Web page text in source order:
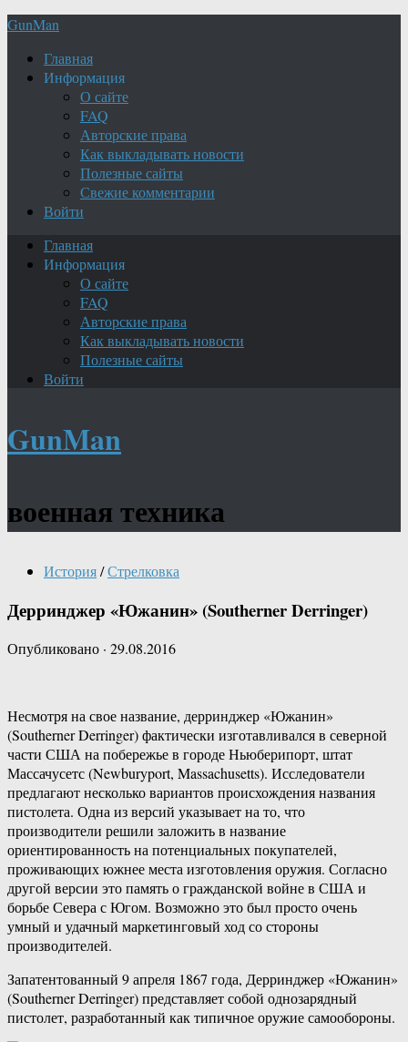
GunMan
Главная
Информация
О сайте
FAQ
Авторские права
Как выкладывать новости
Полезные сайты
Свежие комментарии
Войти
Главная
Информация
О сайте
FAQ
Авторские права
Как выкладывать новости
Полезные сайты
Войти
GunMan
военная техника
История/Стрелковка
Дерринджер «Южанин» (Southerner Derringer)
Опубликовано · 29.08.2016
Несмотря на свое название, дерринджер «Южанин»
(Southerner Derringer) фактически изготавливался в северной
части США на побережье в городе Ньюберипорт, штат
Массачусетс (Newburyport, Massachusetts). Исследователи
предлагают несколько вариантов происхождения названия
пистолета. Одна из версий указывает на то, что
производители решили заложить в название
ориентированность на потенциальных покупателей,
проживающих южнее места изготовления оружия. Согласно
другой версии это память о гражданской войне в США и
борьбе Севера с Югом. Возможно это был просто очень
умный и удачный маркетинговый ход со стороны
производителей.
Запатентованный 9 апреля 1867 года, Дерринджер «Южанин»
(Southerner Derringer) представляет собой однозарядный
пистолет, разработанный как типичное оружие самообороны.